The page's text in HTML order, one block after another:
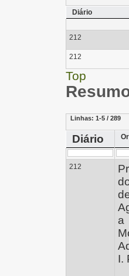
Diário
212
212
Top
Linhas: 1-5 / 289
Diário
212
a
I.